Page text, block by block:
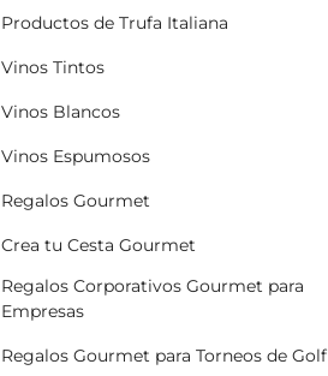
Productos de Trufa Italiana
Vinos Tintos
Vinos Blancos
Vinos Espumosos
Regalos Gourmet
Crea tu Cesta Gourmet
Regalos Corporativos Gourmet para
Empresas
Regalos Gourmet para Torneos de Golf